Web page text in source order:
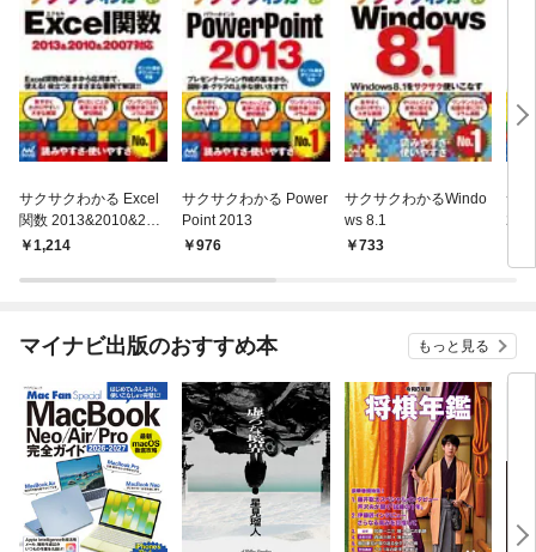
サクサクわかる Excel
関数 2013&2010&200
7対応
1,214
サクサクわかる Power
Point 2013
976
サクサクわかるWindo
ws 8.1
733
サ
マイナビ出版のおすすめ本 もっと見る